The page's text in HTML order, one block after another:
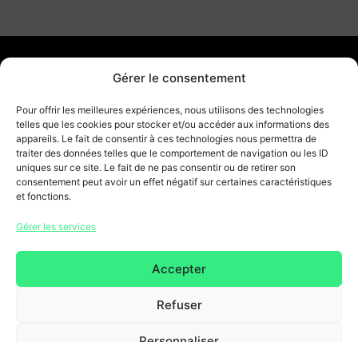
Gérer le consentement
Pour offrir les meilleures expériences, nous utilisons des technologies
telles que les cookies pour stocker et/ou accéder aux informations des
appareils. Le fait de consentir à ces technologies nous permettra de
traiter des données telles que le comportement de navigation ou les ID
uniques sur ce site. Le fait de ne pas consentir ou de retirer son
consentement peut avoir un effet négatif sur certaines caractéristiques
et fonctions.
Gérer les services
Accepter
Refuser
Mentions légales & Politique de
Copyright 2026 © Tous droits réservés. Design by
SCRAT
Accueil du site
Conditions générales